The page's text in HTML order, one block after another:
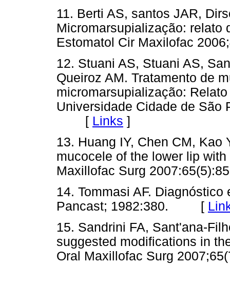
11. Berti AS, santos JAR,
Micromarsupialização: relato
Estomatol Cir Maxilofac
12. Stuani AS, Stuani AS,
Queiroz AM. Tratamento de
micromarsupialização:
Universidade Cidade de São
[ Links ]
13. Huang IY, Chen CM, Kao
mucocele of the lower lip
Maxillofac Surg
14. Tommasi AF.
Pancast; 1982:380. [
15. Sandrini FA, Sant'ana-
suggested modifications in
Oral Maxillofac Surg